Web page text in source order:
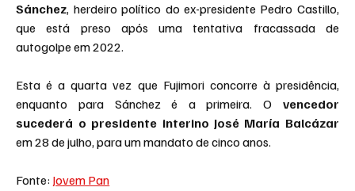
Sánchez, herdeiro político do ex-presidente Pedro Castillo,
que está preso após uma tentativa fracassada de
autogolpe em 2022.
Esta é a quarta vez que Fujimori concorre à presidência,
enquanto para Sánchez é a primeira. O vencedor
sucederá o presidente interino José María Balcázar
em 28 de julho, para um mandato de cinco anos.
Fonte: Jovem Pan